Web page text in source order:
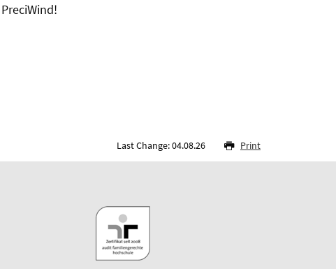
Last Change: 04.08.26 Print